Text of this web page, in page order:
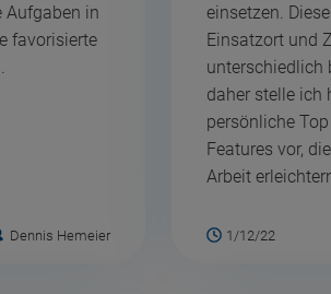
Aufgaben in
favorisierte
Dennis Hemeier
einsetzen.
Einsatzort und
unterschiedlich
daher stelle ich
persönliche
Features vor,
Arbeit
1/12/22